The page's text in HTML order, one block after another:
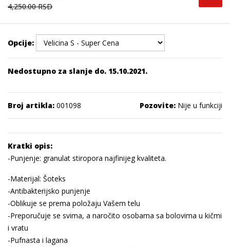
4,250.00 RSD
Opcije:
Nedostupno za slanje do. 15.10.2021.
Broj artikla: 001098 Pozovite: Nije u funkciji
Kratki opis:
-Punjenje: granulat stiropora najfinijeg kvaliteta.
-Materijal: Šoteks
-Antibakterijsko punjenje
-Oblikuje se prema položaju Vašem telu
-Preporučuje se svima, a naročito osobama sa bolovima u kičmi
i vratu
-Pufnasta i lagana